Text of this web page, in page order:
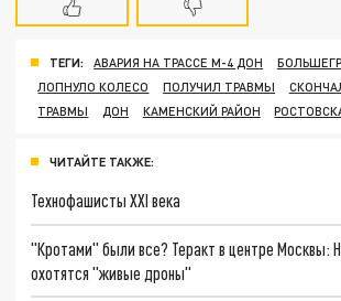
ТЕГИ: АВАРИЯ НА ТРАССЕ М-4 ДОН
ЛОПНУЛО КОЛЕСО
ПОЛУЧИЛ ТРАВМЫ
ТРАВМЫ
ДОН КАМЕНСКИЙ РАЙОН
ЧИТАЙТЕ ТАКЖЕ:
Технофашисты XXI века
"Кротами" были все? Теракт в центре Москвы:
охотятся "живые дроны"